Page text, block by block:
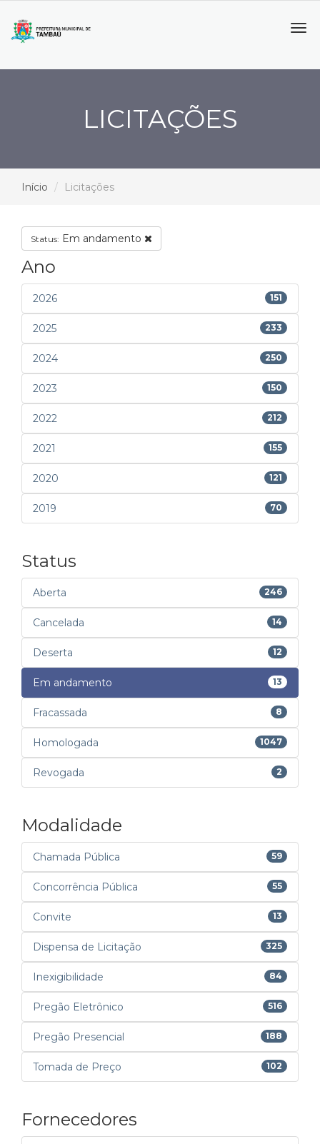
LICITAÇÕES
Início Licitações
Status: Em andamento
Ano
2026 151
2025 233
2024 250
2023 150
2022 212
2021 155
2020 121
2019 70
Status
Aberta 246
Cancelada 14
Deserta 12
Em andamento 13
Fracassada 8
Homologada 1047
Revogada 2
Modalidade
Chamada Pública 59
Concorrência Pública 55
Convite 13
Dispensa de Licitação 325
Inexigibilidade 84
Pregão Eletrônico 516
Pregão Presencial 188
Tomada de Preço 102
Fornecedores